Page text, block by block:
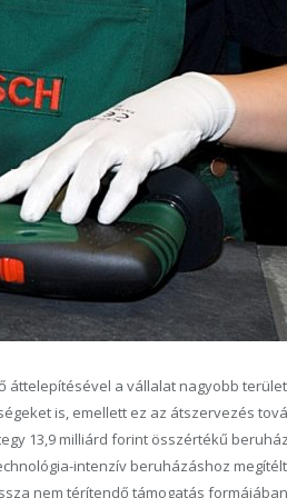
áttelepítésével a vállalat nagyobb
is, emellett ez az átszervezés
13,9 milliárd forint összértékű
intenzív beruházáshoz
nem térítendő támogatás